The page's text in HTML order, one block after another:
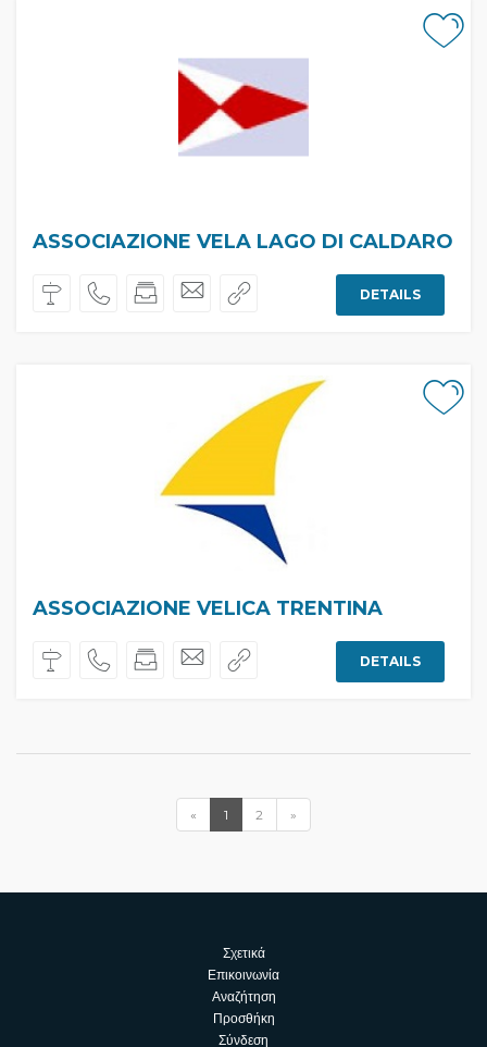
ASSOCIAZIONE VELA LAGO DI CALDARO
DETAILS
ASSOCIAZIONE VELICA TRENTINA
DETAILS
« 1 2 »
Σχετικά
Επικοινωνία
Αναζήτηση
Προσθήκη
Σύνδεση